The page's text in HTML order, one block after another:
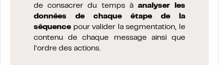
de consacrer du temps à analyser les
données de chaque étape de la
séquence pour valider la segmentation, le
contenu de chaque message ainsi que
l’ordre des actions.